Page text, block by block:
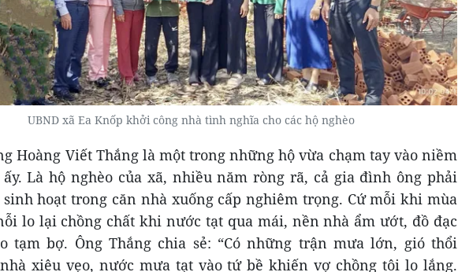
UBND xã Ea Knốp khởi công nhà tình nghĩa cho các hộ nghèo
Hoàng Viết Thắng là một trong những hộ vừa chạm tay vào niềm
Là hộ nghèo của xã, nhiều năm ròng rã, cả gia đình ông phải
hoạt trong căn nhà xuống cấp nghiêm trọng. Cứ mỗi khi mùa
lo lại chồng chất khi nước tạt qua mái, nền nhà ẩm ướt, đồ đạc
tạm bợ. Ông Thắng chia sẻ: “Có những trận mưa lớn, gió thổi
xiêu vẹo, nước mưa tạt vào tứ bề khiến vợ chồng tôi lo lắng.